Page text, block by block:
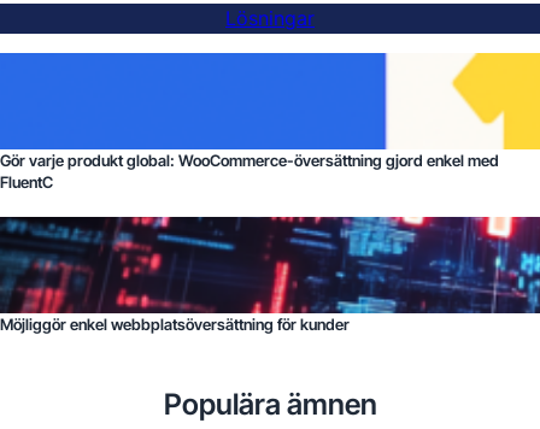
Lösningar
Gör varje produkt global: WooCommerce-översättning gjord enkel med
FluentC
Möjliggör enkel webbplatsöversättning för kunder
Populära ämnen